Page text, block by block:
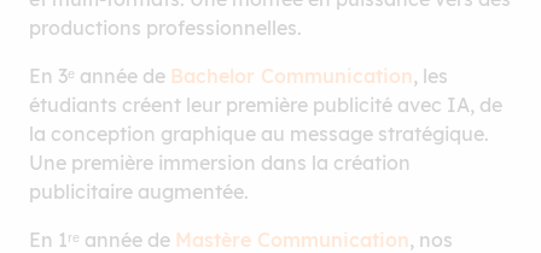
productions professionnelles.
En 3ᵉ année de Bachelor Communication, les
étudiants créent leur première publicité avec IA, de
la conception graphique au message stratégique.
Une première immersion dans la création
publicitaire augmentée.
En 1ʳᵉ année de Mastère Communication, nos